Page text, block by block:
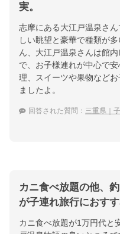
実。
志摩にある大江戸温泉さ
しい眺望と豪華で種類が
ん、大江戸温泉さんは館
で、お子様連れが中心で
理、スイーツや果物など
ましたよ。
回答された質問： 三重県｜子
カニ食べ放題の他、
が子連れ旅行におす
カニ食べ放題が1万円代と